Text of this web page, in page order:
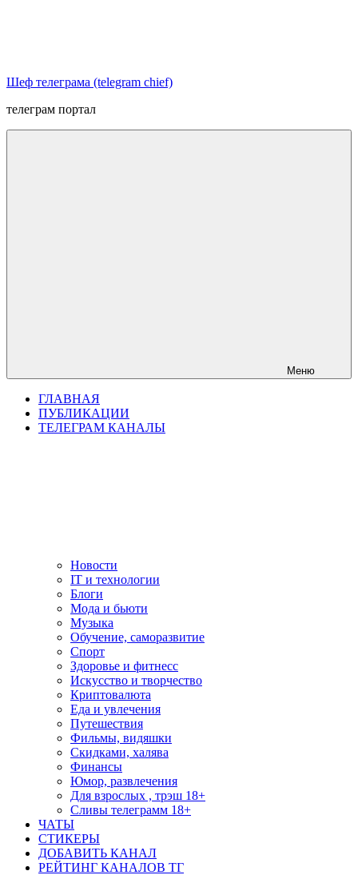
Шеф телеграма (telegram chief)
телеграм портал
Меню
ГЛАВНАЯ
ПУБЛИКАЦИИ
ТЕЛЕГРАМ КАНАЛЫ
Новости
IT и технологии
Блоги
Мода и бьюти
Музыка
Обучение, саморазвитие
Спорт
Здоровье и фитнесс
Искусство и творчество
Криптовалюта
Еда и увлечения
Путешествия
Фильмы, видяшки
Скидками, халява
Финансы
Юмор, развлечения
Для взрослых , трэш 18+
Сливы телеграмм 18+
ЧАТЫ
СТИКЕРЫ
ДОБАВИТЬ КАНАЛ
РЕЙТИНГ КАНАЛОВ ТГ